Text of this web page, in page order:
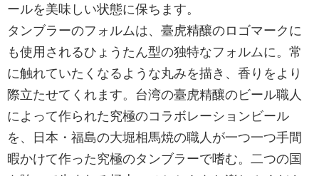
ールを美味しい状態に保ちます。
タンブラーのフォルムは、臺虎精釀のロゴマークに
も使用されるひょうたん型の独特なフォルムに。常
に触れていたくなるような丸みを描き、香りをより
際立たせてくれます。台湾の臺虎精釀のビール職人
によって作られた究極のコラボレーションビール
を、日本・福島の大堀相馬焼の職人が一つ一つ手間
暇かけて作った究極のタンブラーで嗜む。二つの国